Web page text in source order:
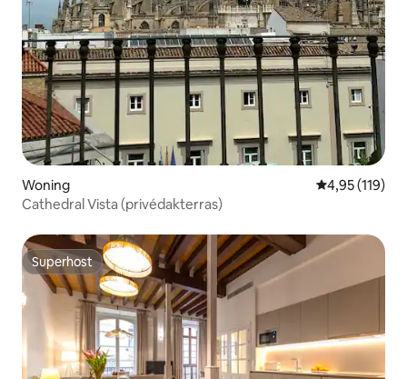
Woning Gemiddelde
4,95 (119)
Cathedral Vista (privédakterras)
Superhost
Superhost